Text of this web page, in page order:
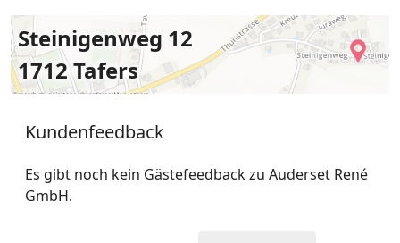
Steinigenweg 12
1712 Tafers
Kundenfeedback
Es gibt noch kein Gästefeedback zu Auderset René
GmbH.